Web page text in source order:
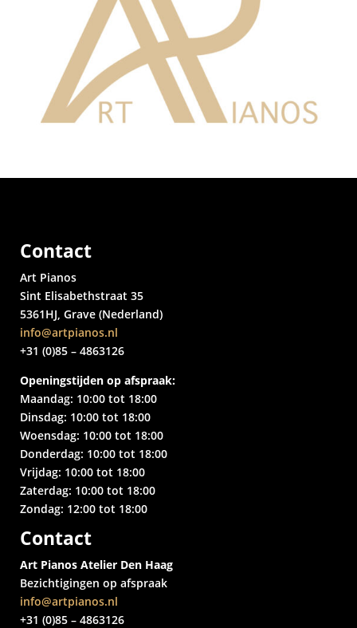
Contact
Art Pianos
Sint Elisabethstraat 35
5361HJ, Grave (Nederland)
info@artpianos.nl
+31 (0)85 – 4863126
Openingstijden op afspraak:
Maandag: 10:00 tot 18:00
Dinsdag: 10:00 tot 18:00
Woensdag: 10:00 tot 18:00
Donderdag: 10:00 tot 18:00
Vrijdag: 10:00 tot 18:00
Zaterdag: 10:00 tot 18:00
Zondag: 12:00 tot 18:00
Contact
Art Pianos Atelier Den Haag
Bezichtigingen op afspraak
info@artpianos.nl
+31 (0)85 – 4863126